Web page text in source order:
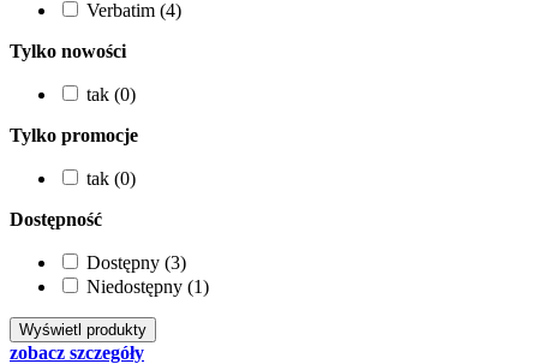
Verbatim (4)
Tylko nowości
tak (0)
Tylko promocje
tak (0)
Dostępność
Dostępny (3)
Niedostępny (1)
zobacz szczegóły